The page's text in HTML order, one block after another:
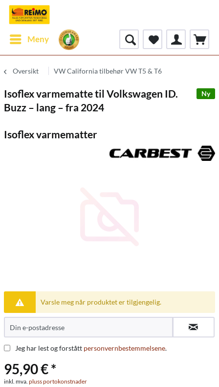
Meny
Oversikt VW California tilbehør VW T5 & T6
Isoflex varmematte til Volkswagen ID.
Buzz – lang – fra 2024
Ny
Isoflex varmematter
Varsle meg når produktet er tilgjengelig.
Jeg har lest og forstått personvernbestemmelsene.
95,90 € *
inkl. mva. pluss portokonstnader